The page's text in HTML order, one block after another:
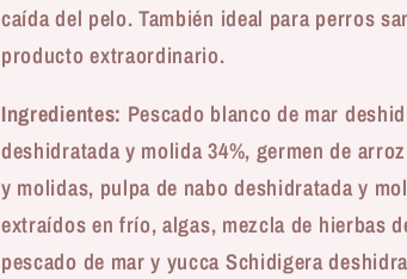
caída del pelo. También ideal para perros
producto extraordinario.
Ingredientes: Pescado blanco de mar
deshidratada y molida 34%, germen de
y molidas, pulpa de nabo deshidratada y
extraídos en frío, algas, mezcla de hierbas
pescado de mar y yucca Schidigera